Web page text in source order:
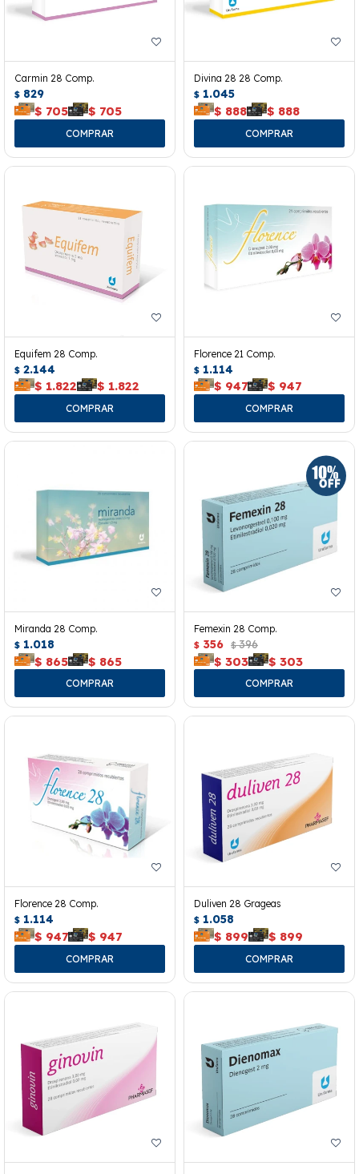
Carmin 28 Comp.
$ 829
$ 705 $ 705
Divina 28 28 Comp.
$ 1.045
$ 888 $ 888
Equifem 28 Comp.
$ 2.144
$ 1.822 $ 1.822
Florence 21 Comp.
$ 1.114
$ 947 $ 947
Miranda 28 Comp.
$ 1.018
$ 865 $ 865
Femexin 28 Comp.
$ 356 $ 396
$ 303 $ 303
Florence 28 Comp.
$ 1.114
$ 947 $ 947
Duliven 28 Grageas
$ 1.058
$ 899 $ 899